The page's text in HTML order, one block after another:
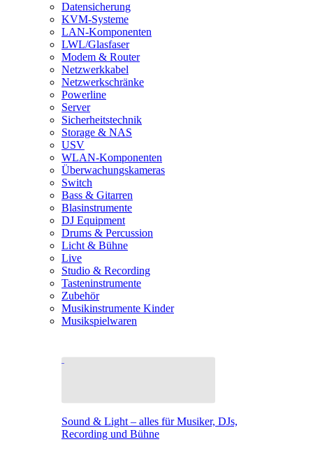
Datensicherung
KVM-Systeme
LAN-Komponenten
LWL/Glasfaser
Modem & Router
Netzwerkkabel
Netzwerkschränke
Powerline
Server
Sicherheitstechnik
Storage & NAS
USV
WLAN-Komponenten
Überwachungskameras
Switch
Bass & Gitarren
Blasinstrumente
DJ Equipment
Drums & Percussion
Licht & Bühne
Live
Studio & Recording
Tasteninstrumente
Zubehör
Musikinstrumente Kinder
Musikspielwaren
Sound & Light – alles für Musiker, DJs,
Recording und Bühne